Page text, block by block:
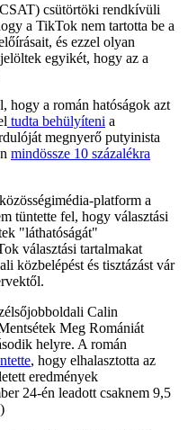
csütörtöki rendkívüli
a TikTok nem tartotta be a
és ezzel olyan
egyikét, hogy az a
hogy a román hatóságok azt
tudta behülyíteni a
megnyerő putyinista
mindössze 10 százalékra
platform a
tüntette fel, hogy választási
"láthatóságát"
választási tartalmakat
közbelépést és tisztázást vár
Calin
Meg Romániát
helyre. A román
, hogy elhalasztotta az
eredmények
24-én leadott csaknem 9,5